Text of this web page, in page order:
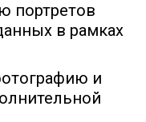
портретов
в рамках
и